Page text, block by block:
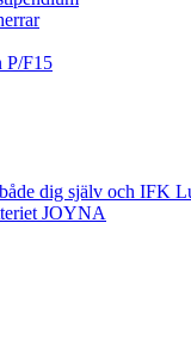
P/F15
dig själv och IFK
JOYNA